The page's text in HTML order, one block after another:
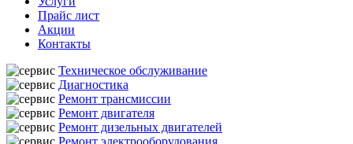
Прайс лист
Акции
Контакты
Техническое обслуживание
Диагностика
Ремонт трансмиссии
Ремонт двигателя
Ремонт дизельных двигателей
Ремонт электрооборудования